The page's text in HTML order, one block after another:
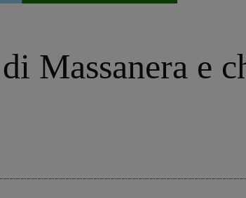
Massanera e